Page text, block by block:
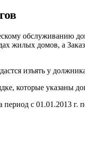
обслуживанию
жилых домов, а
изъять у
которые указаны
с 01.01.2013